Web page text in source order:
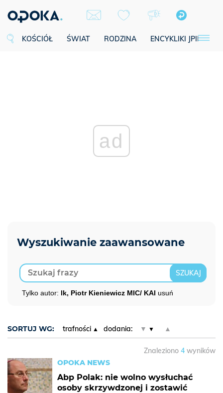
KOŚCIÓŁ ŚWIAT RODZINA ENCYKLIKI JPII
ad
Tylko autor: lk, Piotr Kieniewicz MIC/ KAI usuń
SORTUJ WG: trafności dodania: ▼ ▲
Znaleziono 4 wyników
OPOKA NEWS
Abp Polak: nie wolno wysłuchać
osoby skrzywdzonej i zostawić